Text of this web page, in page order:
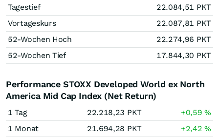
Tagestief
22.084,51 PKT
Vortageskurs
22.087,81 PKT
52-Wochen Hoch
22.274,96 PKT
52-Wochen Tief
17.844,30 PKT
Performance STOXX Developed World ex North
America Mid Cap Index (Net Return)
1 Tag 22.218,23 PKT +0,59%
1 Monat
21.694,28 PKT +2,42%